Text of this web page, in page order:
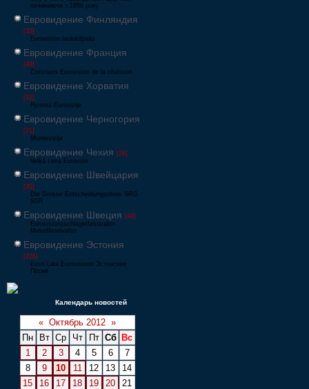
починаючи з 1956 року
Евровидение Финляндия
[33]
Eurovision laulukilpailu
Евровидение Франция
[49]
Concours Eurovision de la chanson
Евровидение Хорватия
[22]
Pjesma Eurovizije
Евровидение Черногория
[21]
Montevizija
Евровидение Чехия [26]
Velká cena Eurovize
Евровидение Швейцария
[35]
Die Grosse Entscheidungsshow SRG
SSR
Евровидение Швеция [48]
Eurovisionsschlagerfestivalen
Melodifestivalen
Евровидение Эстония
[226]
Eesti Laul Eurovisioon Эстонская
Песня
Календарь новостей
« Октябрь 2012 »
Пн
Вт Ср Чт Пт Сб
Вс
1
2 3 4 5 6
7
8
9 10 11 12 13
14
15
16 17 18 19 20
21